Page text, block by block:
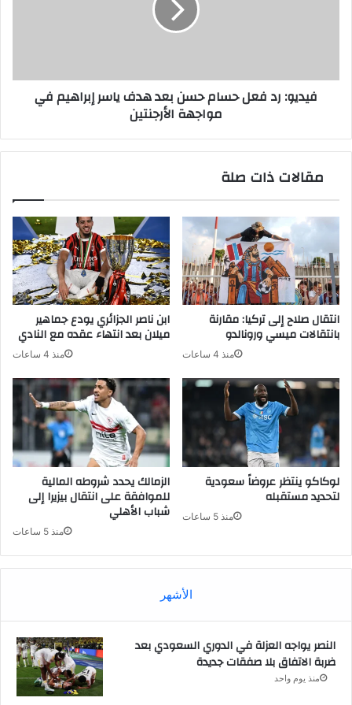
إبراهيم
فيديو: رد فعل حسام حسن بعد هدف ياسر إبراهيم في
مواجهة الأرجنتين
مقالات ذات صلة
ابن ناصر الجزائري يودع جماهير
ميلان بعد انتهاء عقده مع النادي
منذ 4 ساعات
انتقال صلاح إلى تركيا: مقارنة
بانتقالات ميسي ورونالدو
منذ 4 ساعات
الزمالك يحدد شروطه المالية
للموافقة على انتقال بيزيرا إلى
شباب الأهلي
منذ 5 ساعات
لوكاكو ينتظر عروضاً سعودية
لتحديد مستقبله
منذ 5 ساعات
الأشهر
النصر يواجه العزلة في الدوري السعودي بعد
ضربة الاتفاق بلا صفقات جديدة
منذ يوم واحد